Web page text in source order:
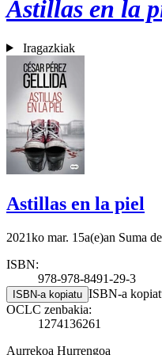
Astillas en la
Iragazkiak
Astillas en la piel
2021ko mar. 15a(e)an Suma
ISBN:
978-978-8491-29-3
ISBN-a kopiatu ISBN-a
OCLC zenbakia:
1274136261
Aurrekoa Hurrengoa